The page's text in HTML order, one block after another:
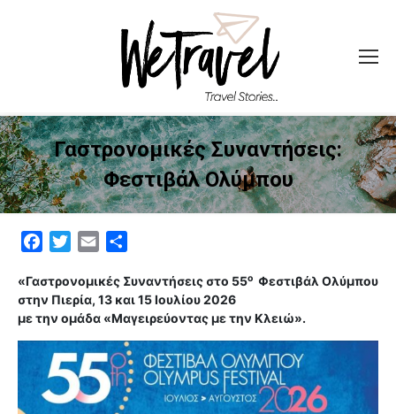
Γαστρονομικές Συναντήσεις:
Φεστιβάλ Ολύμπου
FacebookTwitterEmail
«Γαστρονομικές Συναντήσεις στο 55ο Φεστιβάλ Ολύμπου
στην Πιερία, 13 και 15 Ιουλίου 2026
με την ομάδα «Μαγειρεύοντας με την Κλειώ».